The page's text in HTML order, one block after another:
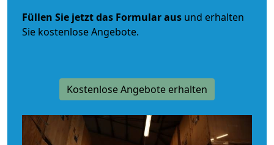
Füllen Sie jetzt das Formular aus und erhalten
Sie kostenlose Angebote.
Kostenlose Angebote erhalten